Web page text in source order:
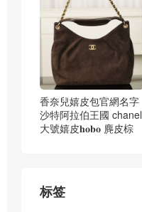
香奈兒嬉皮包官網名字
沙特阿拉伯王國 chanel
大號嬉皮𝐡𝐨𝐛𝐨 麂皮棕
标签